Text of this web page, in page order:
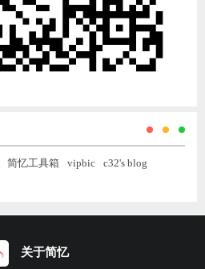
简忆工具箱 vipbic
c32's blog
关于简忆